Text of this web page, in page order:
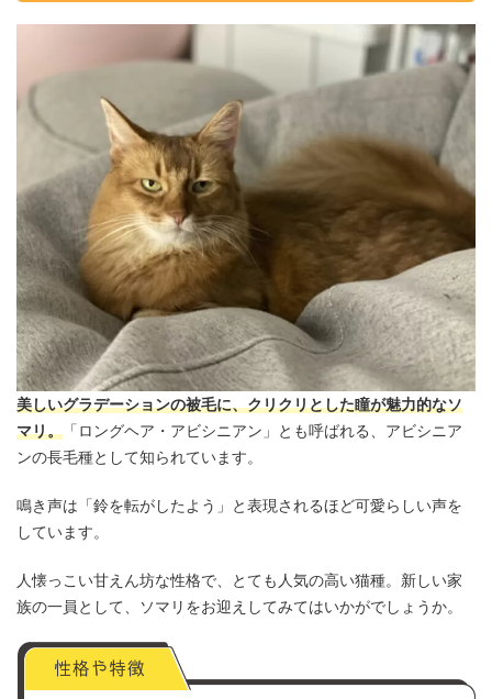
美しいグラデーションの被毛に、クリクリとした瞳が魅力的なソ
マリ。 「ロングヘア・アビシニアン」とも呼ばれる、アビシニア
ンの長毛種として知られています。
鳴き声は「鈴を転がしたよう」と表現されるほど可愛らしい声を
しています。
人懐っこい甘えん坊な性格で、とても人気の高い猫種。新しい家
族の一員として、ソマリをお迎えしてみてはいかがでしょうか。